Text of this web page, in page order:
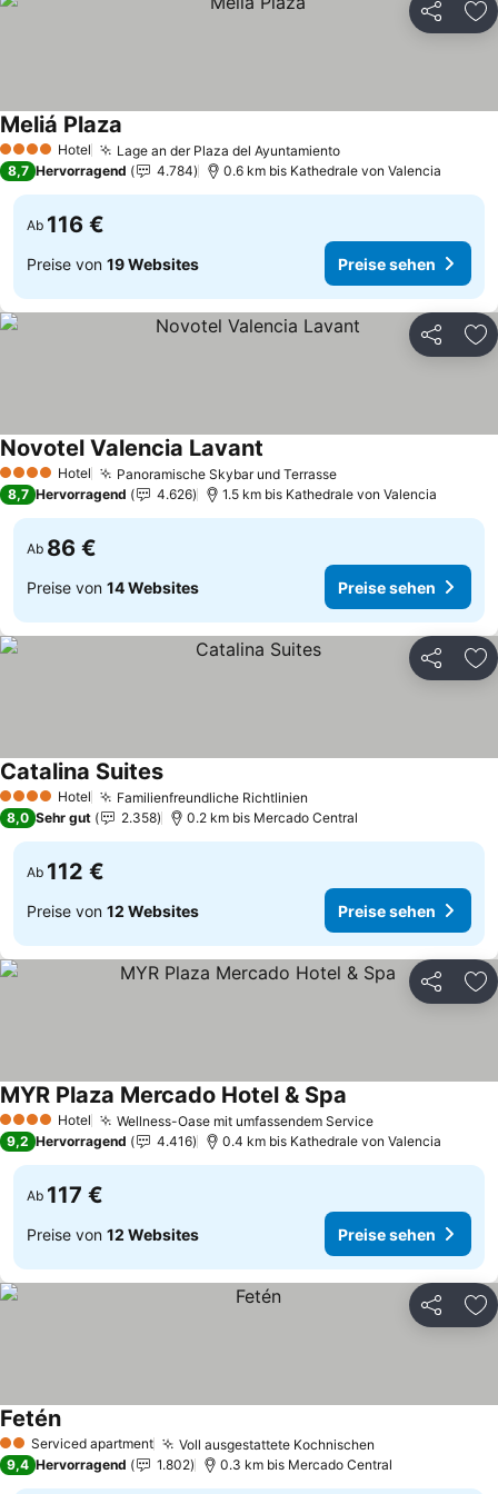
Teilen
4 Sterne Hotel Lage an der Plaza del AyuntamientoPreise sehen
Meliá Plaza
8,7 Hervorragend 4.784 0.6 km bis Kathedrale von Valencia
Ab 116 €
Preise von 19 Websites Preise sehen
Teilen
4 Sterne Hotel Panoramische Skybar und TerrassePreise sehen
Novotel Valencia Lavant
8,7 Hervorragend 4.626 1.5 km bis Kathedrale von Valencia
Ab 86 €
Preise von 14 Websites Preise sehen
Teilen
4 Sterne Hotel Familienfreundliche Richtlinien
Catalina SuitesPreise sehen
8,0 Sehr gut 2.358 0.2 km bis Mercado Central
Ab 112 €
Preise von 12 Websites Preise sehen
Teilen
4 Sterne Hotel Wellness-Oase mit umfassendem ServicePreise sehen
MYR Plaza Mercado Hotel & Spa
9,2 Hervorragend 4.416 0.4 km bis Kathedrale von Valencia
Ab 117 €
Preise von 12 Websites Preise sehen
Teilen
2 SterneServiced apartment Voll ausgestattete Kochnischen
FeténPreise sehen
9,4 Hervorragend 1.802 0.3 km bis Mercado Central